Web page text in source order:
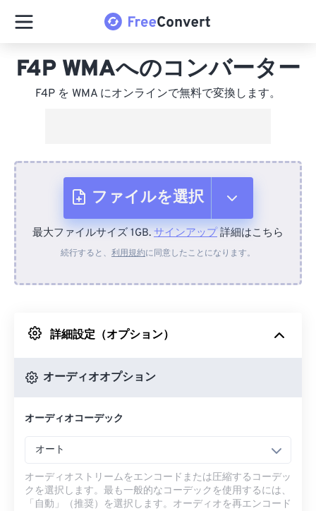
F4P WMAへのコンバーター
F4P を WMA にオンラインで無料で変換します。
ファイルを選択
デバイスから
Googleドライブから
最大ファイルサイズ 1GB. サインアップ詳細はこちら
続行すると、 利用規約に同意したことになります。
詳細設定（オプション）
オーディオオプション
オーディオコーデック
オート
オーディオストリームをエンコードまたは圧縮するコーデッ
クを選択します。最も一般的なコーデックを使用するには、
「自動」（推奨）を選択します。オーディオを再エンコード